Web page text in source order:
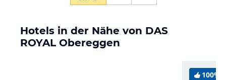
Hotels in der Nähe von DAS
ROYAL Obereggen
100%